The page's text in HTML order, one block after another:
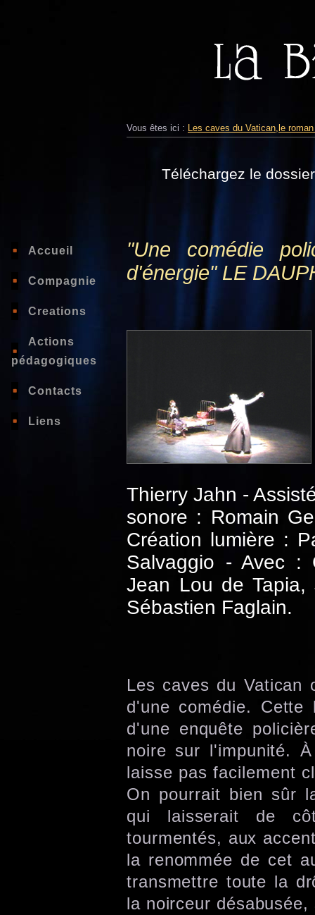
Accueil
Compagnie
Creations
Actions
pédagogiques
Contacts
Liens
Vous êtes ici : Les caves du Vatican,le
Téléchargez le
"Une comédie
d'énergie" LE
Thierry Jahn -
sonore : Romain
Création lumière :
Salvaggio - Avec :
Jean Lou de Tapia,
Sébastien Faglain.
Les caves du Vatican
d'une comédie. Cette
d'une enquête
noire sur l'impunité.
laisse pas facilement
On pourrait bien sûr
qui laisserait de
tourmentés, aux
la renommée de cet
transmettre toute la
la noirceur